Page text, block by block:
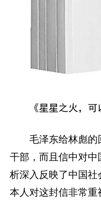
《星星之火，
毛泽东给林彪的
干部，而且信中对
析深入反映了中国
本人对这封信非常重